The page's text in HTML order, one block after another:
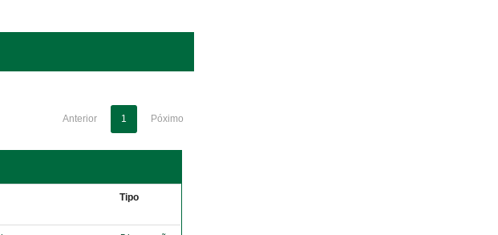
Anterior 1 Póximo
Tipo